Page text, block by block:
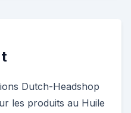
Dutch-Headshop
les produits au Huile